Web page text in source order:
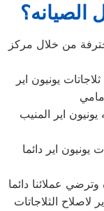
الصيانه؟
من خلال مركز
يونيون اير
اير المنيب
اير دائما
عملائنا دائما
لاصلاح الثلاجاتات